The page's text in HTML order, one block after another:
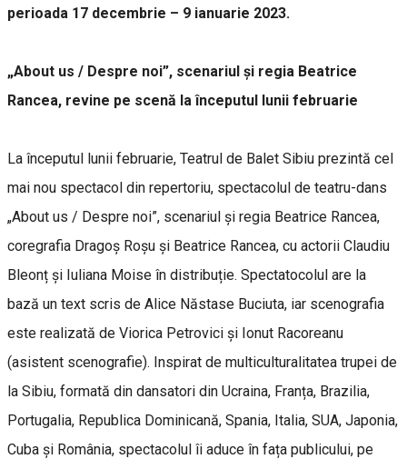
perioada 17 decembrie – 9 ianuarie 2023.
„About us / Despre noi”, scenariul și regia Beatrice
Rancea, revine pe scenă la începutul lunii februarie
La începutul lunii februarie, Teatrul de Balet Sibiu prezintă cel
mai nou spectacol din repertoriu, spectacolul de teatru-dans
„About us / Despre noi”, scenariul și regia Beatrice Rancea,
coregrafia Dragoș Roșu și Beatrice Rancea, cu actorii Claudiu
Bleonț și Iuliana Moise în distribuție. Spectatocolul are la
bază un text scris de Alice Năstase Buciuta, iar scenografia
este realizată de Viorica Petrovici și Ionut Racoreanu
(asistent scenografie). Inspirat de multiculturalitatea trupei de
la Sibiu, formată din dansatori din Ucraina, Franța, Brazilia,
Portugalia, Republica Dominicană, Spania, Italia, SUA, Japonia,
Cuba și România, spectacolul îi aduce în fața publicului, pe